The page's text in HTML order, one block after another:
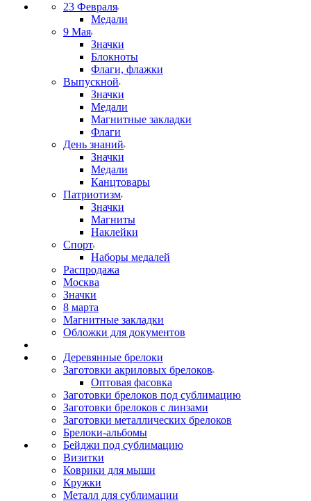
23 Февраля
Медали
9 Мая
Значки
Блокноты
Флаги, флажки
Выпускной
Значки
Медали
Магнитные закладки
Флаги
День знаний
Значки
Медали
Канцтовары
Патриотизм
Значки
Магниты
Наклейки
Спорт
Наборы медалей
Распродажа
Москва
Значки
8 марта
Магнитные закладки
Обложки для документов
Деревянные брелоки
Заготовки акриловых брелоков
Оптовая фасовка
Заготовки брелоков под сублимацию
Заготовки брелоков с линзами
Заготовки металлических брелоков
Брелоки-альбомы
Бейджи под сублимацию
Визитки
Коврики для мыши
Кружки
Металл для сублимации